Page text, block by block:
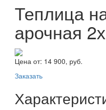
Теплица
арочная
Цена от: 14 900, руб.
Заказать